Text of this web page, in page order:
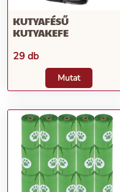
KUTYAFÉSŰ
KUTYAKEFE
29 db
Mutat